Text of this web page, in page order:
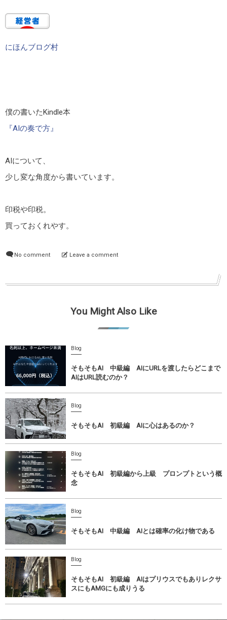
にほんブログ村
僕の書いたKindle本
『AIの奏で方』
AIについて、
少し変な角度から書いています。
印税や印税。
買っておくれやす。
No comment Leave a comment
You Might Also Like
Blog
そもそもAI 中級編 AIにURLを渡したらどこまで
AIはURL読むのか？
Blog
そもそもAI 初級編 AIに心はあるのか？
Blog
そもそもAI 初級編から上級 プロンプトという概
念
Blog
そもそもAI 中級編 AIとは確率の化け物である
Blog
そもそもAI 初級編 AIはプリウスでもありレクサ
スにもAMGにも成りうる